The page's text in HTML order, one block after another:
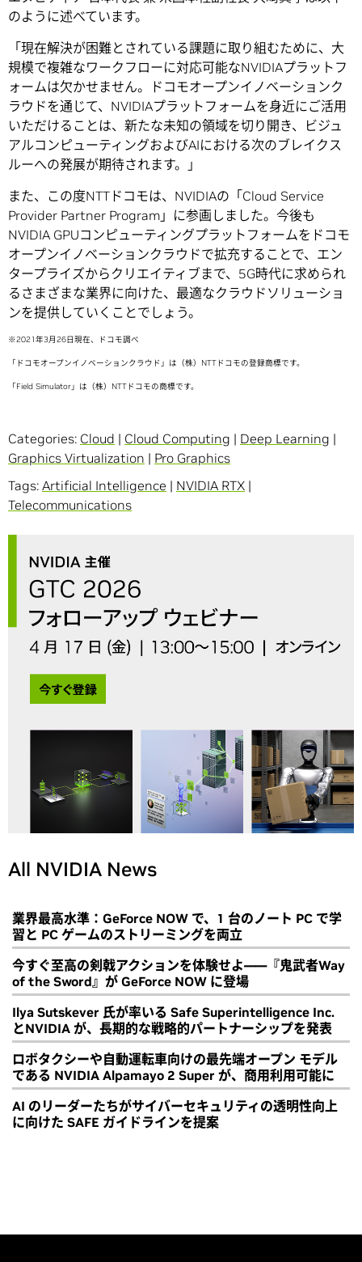
のように述べています。
「現在解決が困難とされている課題に取り組むために、大
規模で複雑なワークフローに対応可能なNVIDIAプラットフ
ォームは欠かせません。ドコモオープンイノベーションク
ラウドを通じて、NVIDIAプラットフォームを身近にご活用
いただけることは、新たな未知の領域を切り開き、ビジュ
アルコンピューティングおよびAIにおける次のブレイクス
ルーへの発展が期待されます。」
また、この度NTTドコモは、NVIDIAの「Cloud Service
Provider Partner Program」に参画しました。今後も
NVIDIA GPUコンピューティングプラットフォームをドコモ
オープンイノベーションクラウドで拡充することで、エン
タープライズからクリエイティブまで、5G時代に求められ
るさまざまな業界に向けた、最適なクラウドソリューショ
ンを提供していくことでしょう。
※2021年3月26日現在、ドコモ調べ
「ドコモオープンイノベーションクラウド」は（株）NTTドコモの登録商標です。
「Field Simulator」は（株）NTTドコモの商標です。
Categories: Cloud | Cloud Computing | Deep Learning |
Graphics Virtualization | Pro Graphics
Tags: Artificial Intelligence | NVIDIA RTX |
Telecommunications
All NVIDIA News
業界最高水準：GeForce NOW で、1 台のノート PC で学
習と PC ゲームのストリーミングを両立
今すぐ至高の剣戟アクションを体験せよ――『鬼武者Way
of the Sword』が GeForce NOW に登場
Ilya Sutskever 氏が率いる Safe Superintelligence Inc.
とNVIDIA が、長期的な戦略的パートナーシップを発表
ロボタクシーや自動運転車向けの最先端オープン モデル
である NVIDIA Alpamayo 2 Super が、商用利用可能に
AI のリーダーたちがサイバーセキュリティの透明性向上
に向けた SAFE ガイドラインを提案